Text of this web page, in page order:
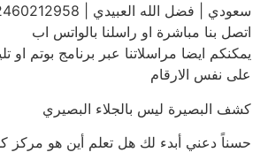
سعودي | فضل الله العبيدي | 0032460212958
اتصل بنا مباشرة او راسلنا بالواتس اب
يمكنكم ايضا مراسلاتنا عبر برنامج بوتم او
على نفس الارقام
كشف البصيرة ليس بالجلاء البصيري
حسناً دعني أبدء لك هل تعلم أين هو مركز